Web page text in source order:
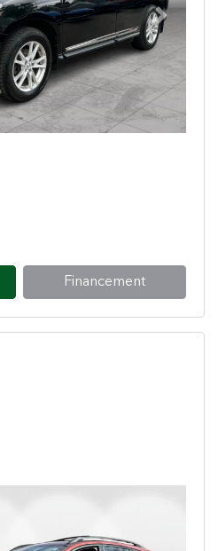
Next
Financement